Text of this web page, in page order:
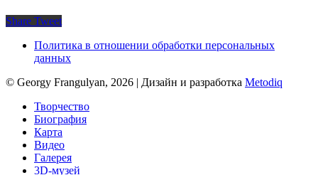
Share Tweet
Политика в отношении обработки персональных
данных
© Georgy Frangulyan, 2026 | Дизайн и разработка Metodiq
Close
Menu
Творчество
Биография
Карта
Видео
Галерея
3D-музей